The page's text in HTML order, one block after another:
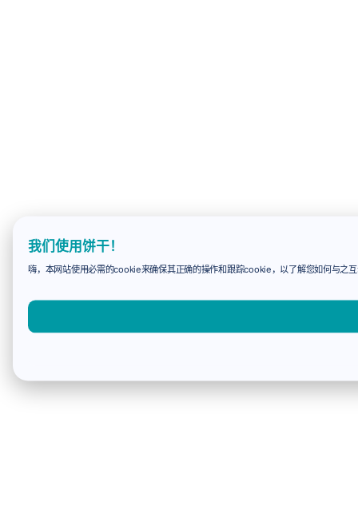
我们使用饼干！
嗨，本网站使用必需的cookie来确保其正确的操作和跟踪cookie，以了解您如何与之